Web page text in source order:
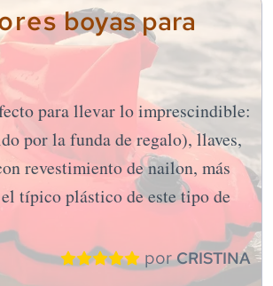
boyas para
para llevar lo imprescindible:
por la funda de regalo), llaves,
revestimiento de nailon, más
típico plástico de este tipo de
porCRISTINA